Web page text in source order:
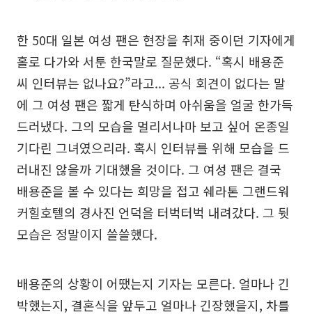
한 50대 일본 여성 팬은 현장을 취재 중이던 기자에게
홀로 다가와 서툰 한국말로 질문했다. “혹시 배용준
씨 인터뷰는 없나요?”라고... 공식 회견이 없다는 말
에 그 여성 팬은 짧게 탄식하며 아쉬움을 얼굴 한가득
드러냈다. 그의 모습을 멀리서나마 보고 싶어 온종일
기다린 그녀였으리라. 혹시 인터뷰를 위해 모습을 드
러내진 않을까 기대했을 것이다. 그 여성 팬은 결국
배용준을 볼 수 있다는 희망을 접고 쉐라톤 그랜드워
커힐호텔의 경사진 언덕을 터벅터벅 내려갔다. 그 뒷
모습은 정말이지 쓸쓸했다.
배용준의 상황이 어땠는지 기자는 모른다. 얼마나 긴
박했는지, 결혼식을 앞두고 얼마나 긴장했을지, 차를